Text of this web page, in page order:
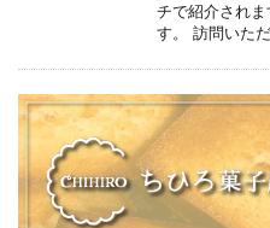
チで紹介され
す。 訪問いた